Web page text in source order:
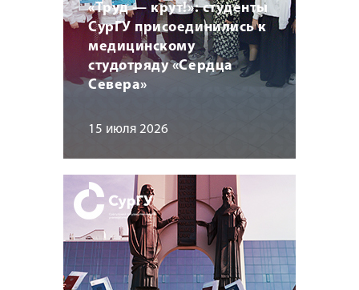
«Труд — крут!»: студенты
СурГУ присоединились к
медицинскому
студотряду «Сердца
Севера»
15 июля 2026